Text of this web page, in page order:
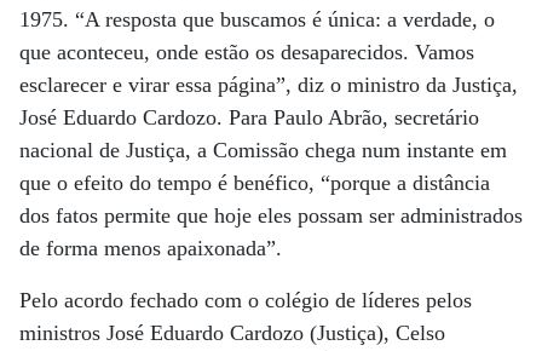
1975. “A resposta que buscamos é única: a verdade, o
que aconteceu, onde estão os desaparecidos. Vamos
esclarecer e virar essa página”, diz o ministro da Justiça,
José Eduardo Cardozo. Para Paulo Abrão, secretário
nacional de Justiça, a Comissão chega num instante em
que o efeito do tempo é benéfico, “porque a distância
dos fatos permite que hoje eles possam ser administrados
de forma menos apaixonada”.
Pelo acordo fechado com o colégio de líderes pelos
ministros José Eduardo Cardozo (Justiça), Celso